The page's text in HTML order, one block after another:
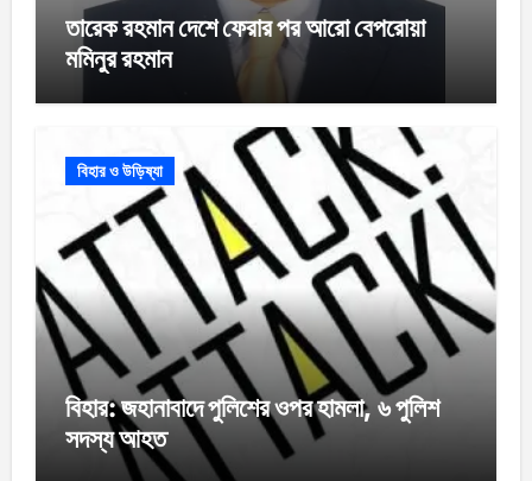
তারেক রহমান দেশে ফেরার পর আরো বেপরোয়া
মমিনুর রহমান
বিহার ও উড়িষ্যা
বিহার: জহানাবাদে পুলিশের ওপর হামলা, ৬ পুলিশ
সদস্য আহত